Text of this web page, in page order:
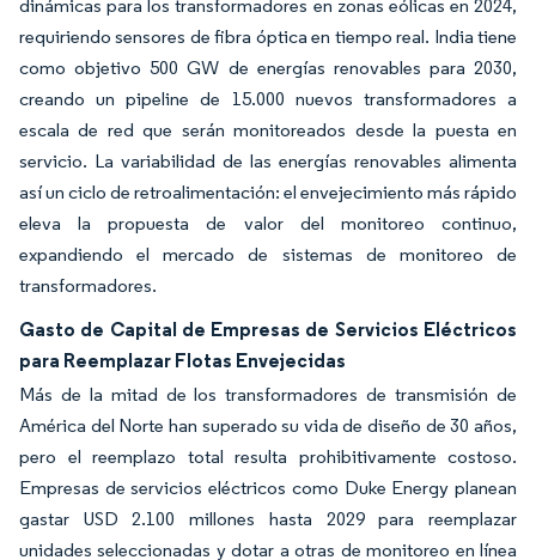
dinámicas para los transformadores en zonas eólicas en 2024,
requiriendo sensores de fibra óptica en tiempo real. India tiene
como objetivo 500 GW de energías renovables para 2030,
creando un pipeline de 15.000 nuevos transformadores a
escala de red que serán monitoreados desde la puesta en
servicio. La variabilidad de las energías renovables alimenta
así un ciclo de retroalimentación: el envejecimiento más rápido
eleva la propuesta de valor del monitoreo continuo,
expandiendo el mercado de sistemas de monitoreo de
transformadores.
Gasto de Capital de Empresas de Servicios Eléctricos
para Reemplazar Flotas Envejecidas
Más de la mitad de los transformadores de transmisión de
América del Norte han superado su vida de diseño de 30 años,
pero el reemplazo total resulta prohibitivamente costoso.
Empresas de servicios eléctricos como Duke Energy planean
gastar USD 2.100 millones hasta 2029 para reemplazar
unidades seleccionadas y dotar a otras de monitoreo en línea